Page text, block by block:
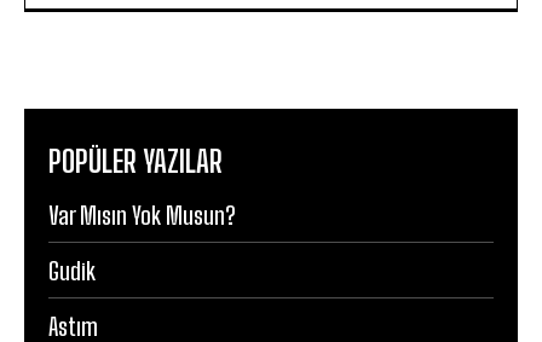
POPÜLER YAZILAR
Var Mısın Yok Musun?
Gudik
Astım